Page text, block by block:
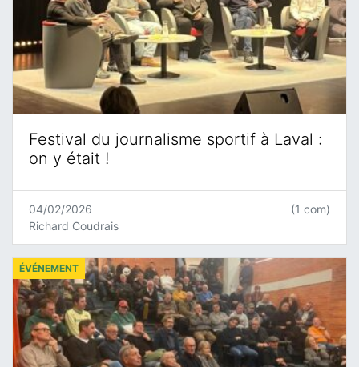
Festival du journalisme sportif à Laval :
on y était !
04/02/2026
Richard Coudrais
(1 com)
ÉVÉNEMENT